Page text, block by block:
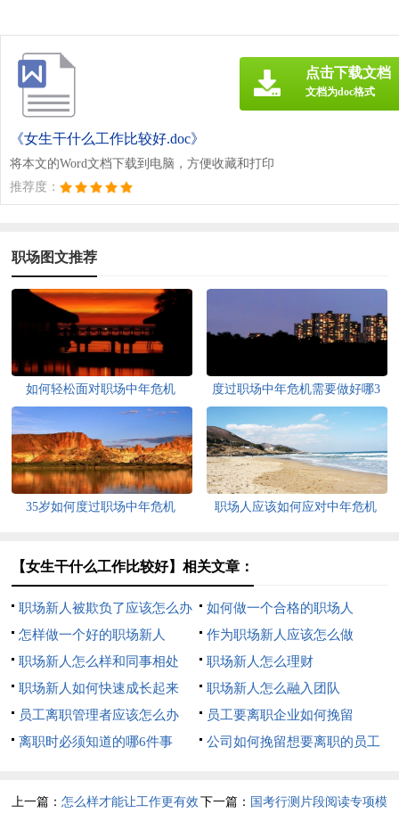
《女生干什么工作比较好.doc》
将本文的Word文档下载到电脑，方便收藏和打印
推荐度：
点击下载文档
文档为doc格式
职场图文推荐
如何轻松面对职场中年危机
度过职场中年危机需要做好哪3
35岁如何度过职场中年危机 职场人应该如何应对中年危机
【女生干什么工作比较好】相关文章：
职场新人被欺负了应该怎么办
如何做一个合格的职场人
怎样做一个好的职场新人
作为职场新人应该怎么做
职场新人怎么样和同事相处
职场新人怎么理财
职场新人如何快速成长起来
职场新人怎么融入团队
员工离职管理者应该怎么办
员工要离职企业如何挽留
离职时必须知道的哪6件事
公司如何挽留想要离职的员工
上一篇：怎么样才能让工作更有效 下一篇： 国考行测片段阅读专项模